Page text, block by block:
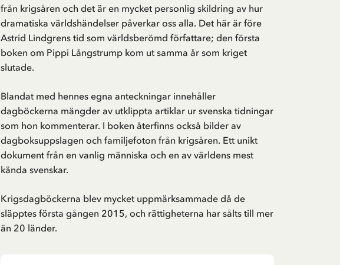
från krigsåren och det är en mycket personlig skildring av hur
dramatiska världshändelser påverkar oss alla. Det här är före
Astrid Lindgrens tid som världsberömd författare; den första
boken om Pippi Långstrump kom ut samma år som kriget
slutade.
Blandat med hennes egna anteckningar innehåller
dagböckerna mängder av utklippta artiklar ur svenska tidningar
som hon kommenterar. I boken återfinns också bilder av
dagboksuppslagen och familjefoton från krigsåren. Ett unikt
dokument från en vanlig människa och en av världens mest
kända svenskar.
Krigsdagböckerna blev mycket uppmärksammade då de
släpptes första gången 2015, och rättigheterna har sålts till mer
än 20 länder.